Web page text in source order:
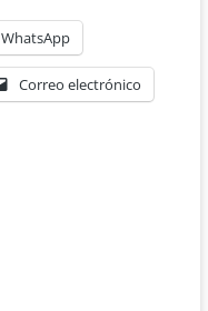
WhatsApp
Correo electrónico